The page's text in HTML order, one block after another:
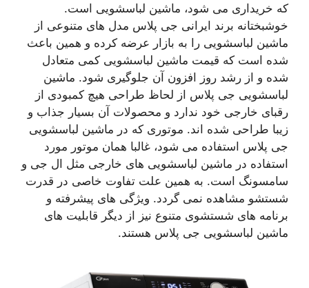
که خریداری می شود، ماشین لباسشویی است.
خوشبختانه برند ایرانی جی پلاس مدل های متنوعی از
ماشین لباسشویی را به بازار عرضه کرده و همین باعث
شده است که قیمت ماشین لباسشویی کمی متعادل
شده و از رشد روز افزون آن جلوگیری شود. ماشین
لباسشویی جی پلاس از لحاظ طراحی هیچ کمبودی از
رقبای خارجی خود ندارد و محصولات آن بسیار جذاب و
زیبا طراحی شده اند. موتوری که در ماشین لباسشویی
جی پلاس استفاده می شود، غالبا همان موتور مورد
استفاده در ماشین لباسشویی های خارجی مثل ال جی و
سامسونگ است. به همین علت تفاوت خاصی در قدرت
شستشو مشاهده نمی گردد. ویژگی های پیشرفته و
برنامه های شستشوی متنوع نیز از دیگر قابلیت های
ماشین لباسشویی جی پلاس هستند.